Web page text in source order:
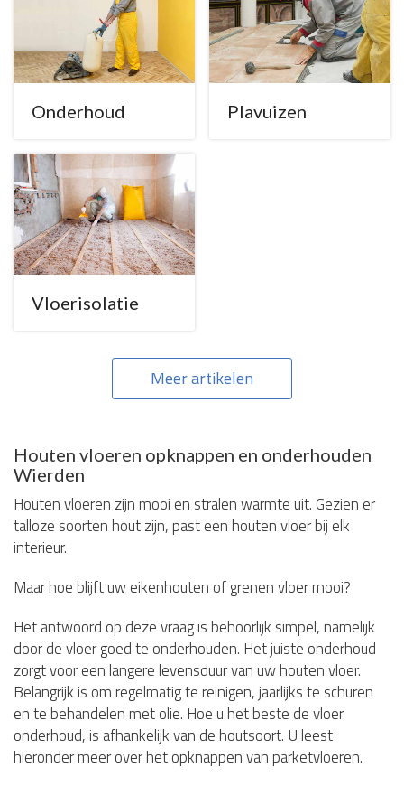
Onderhoud Plavuizen
Vloerisolatie
Meer artikelen
Houten vloeren opknappen en onderhouden
Wierden
Houten vloeren zijn mooi en stralen warmte uit. Gezien er
talloze soorten hout zijn, past een houten vloer bij elk
interieur.
Maar hoe blijft uw eikenhouten of grenen vloer mooi?
Het antwoord op deze vraag is behoorlijk simpel, namelijk
door de vloer goed te onderhouden. Het juiste onderhoud
zorgt voor een langere levensduur van uw houten vloer.
Belangrijk is om regelmatig te reinigen, jaarlijks te schuren
en te behandelen met olie. Hoe u het beste de vloer
onderhoud, is afhankelijk van de houtsoort. U leest
hieronder meer over het opknappen van parketvloeren.